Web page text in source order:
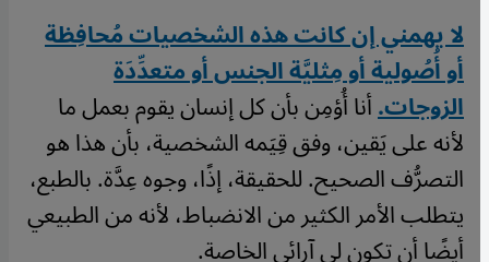
لا يهمني إن كانت هذه الشخصيات مُحافِظة
أو أُصُولية أو مِثليَّة الجنس أو متعدِّدَة
الزوجات.أنا أُؤمِن بأن كل إنسان يقوم بعمل ما
لأنه على يَقين، وفق قِيَمه الشخصية، بأن هذا هو
التصرُّف الصحيح. للحقيقة، إذًا، وجوه عِدَّة. بالطبع،
يتطلب الأمر الكثير من الانضباط، لأنه من الطبيعي
أيضًا أن تكون لي آرائي الخاصة.